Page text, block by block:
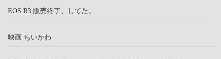
EOS R3 販売終了、してた。
映画 ちいかわ